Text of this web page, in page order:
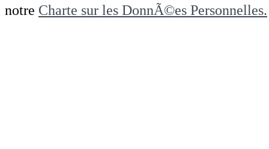
notre Charte sur les DonnÃ©es Personnelles.